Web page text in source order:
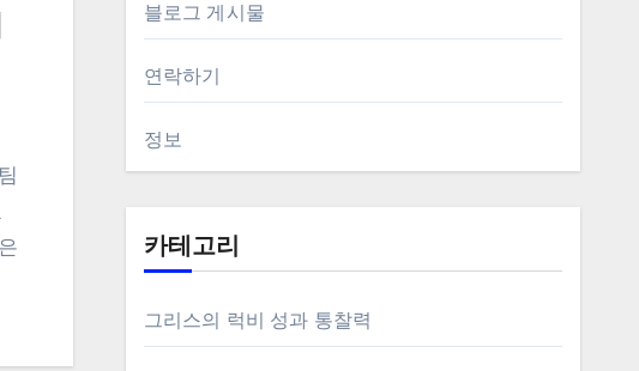
블로그 게시물
연락하기
정보
카테고리
그리스의 럭비 성과 통찰력